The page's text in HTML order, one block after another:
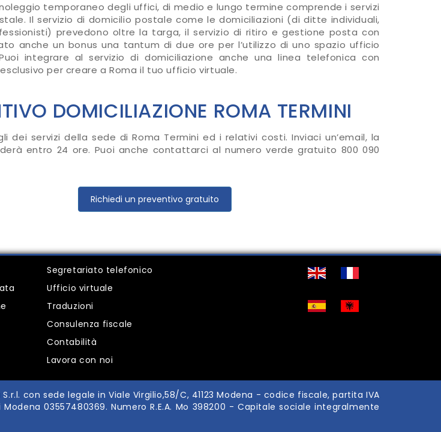
temporaneo degli uffici, di medio e lungo termine comprende i servizi
Il servizio di domicilio postale come le domiciliazioni (di ditte individuali,
prevedono oltre la targa, il servizio di ritiro e gestione posta con
anche un bonus una tantum di due ore per l’utilizzo di uno spazio ufficio
integrare al servizio di domiciliazione anche una linea telefonica con
per creare a Roma il tuo ufficio virtuale.
DOMICILIAZIONE ROMA TERMINI
dei servizi della sede di Roma Termini ed i relativi costi. Inviaci un’email, la
entro 24 ore. Puoi anche contattarci al numero verde gratuito 800 090
Richiedi un preventivo gratuito
Segretariato telefonico
Ufficio virtuale
Traduzioni
Consulenza fiscale
Contabilità
Lavora con noi
con sede legale in Viale Virgilio,58/C, 41123 Modena - codice fiscale, partita IVA
03557480369. Numero R.E.A. Mo 398200 - Capitale sociale integralmente